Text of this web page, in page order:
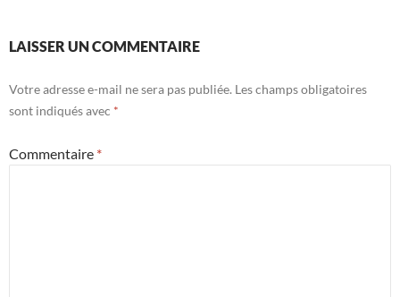
LAISSER UN COMMENTAIRE
Votre adresse e-mail ne sera pas publiée. Les champs obligatoires
sont indiqués avec *
Commentaire *